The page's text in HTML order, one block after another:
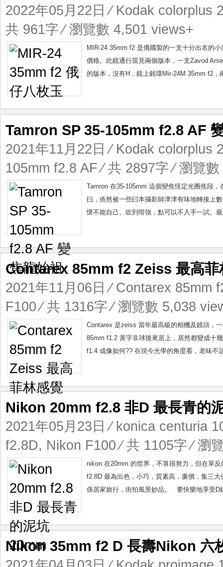
2022年05月22日 ⁄ Kodak colorplus
共 961字 ⁄ 瀏覽數 4,501 views+
MIR-24 35mm f2 是俄國製的一支十分出名的
價格。此鏡通行當見兩個版本，一支Zavod
的版本，沒有H，鏡上銘環Mir-24M 35mm f2
Tamron SP 35-105mm f2.8 AF
2021年11月22日 ⁄ Kodak colorplus
105mm f2.8 AF⁄ 共 2897字 ⁄ 瀏覽
Tamron 在35-105mm 這個變焦恆定光圈焦段
曰，依然被一些曰本攝影師津津有味地轉接上
懷不能自己。吹到咁強，點可以不入手一試。
Contarex 85mm f2 Zeiss 最高菲
2021年11月06日 ⁄ Contarex 85mm
F100⁄ 共 1316字 ⁄ 瀏覽數 5,038
Contarex 是zeiss 當年最高級的相機及鏡頭，
85mm f1.2 黃字非球後來居上，居然都變成十
f1.4 成像如何?? 在現今光學的角度看，老味
Nikon 20mm f2.8 非D 最長青的
2021年05月23日 ⁄ konica centuria
f2.8D, Nikon F100⁄ 共 1105字 ⁄ 瀏
nikon 在20mm 的世界，不算很努力，但在單
f2.8D 最為出色，小巧，質素高，廉價，集三
係居家旅行，街拍風景妙品。 要快樂地享受D
Nikon 35mm f2 D 長壽Nikon 六